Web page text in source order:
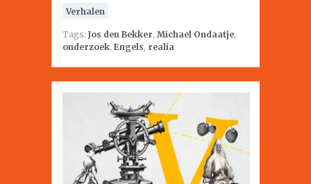
Verhalen
Tags: Jos den Bekker, Michael Ondaatje,
onderzoek, Engels, realia